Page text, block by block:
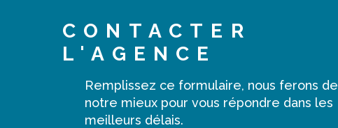
CONTACTER
L'AGENCE
Remplissez ce formulaire, nous ferons de
notre mieux pour vous répondre dans les
meilleurs délais.